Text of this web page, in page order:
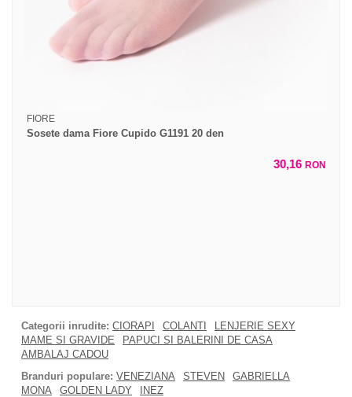
FIORE
Sosete dama Fiore Cupido G1191 20 den
30,16 RON
Categorii inrudite: CIORAPI COLANTI
LENJERIE SEXY
MAME SI GRAVIDE
PAPUCI SI BALERINI DE CASA
AMBALAJ CADOU
Branduri populare: VENEZIANA STEVEN
GABRIELLA
MONA
GOLDEN LADY INEZ